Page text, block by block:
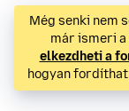
Még senki nem
már ismeri a
elkezdheti a
hogyan